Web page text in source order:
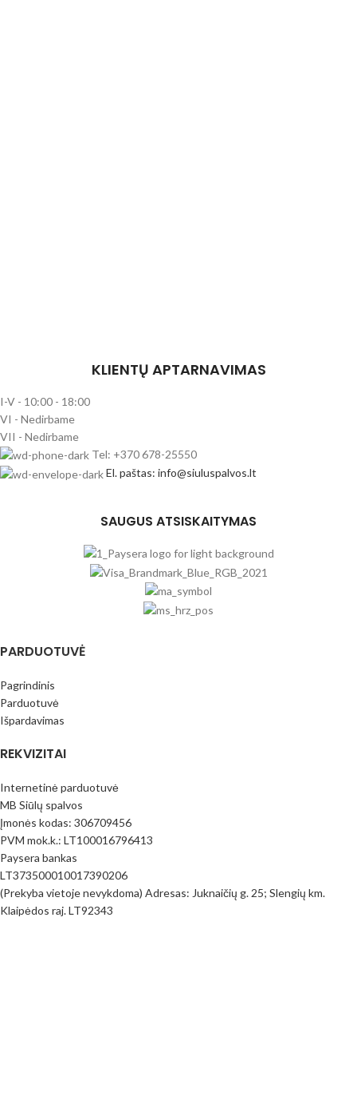
KLIENTŲ APTARNAVIMAS
I-V - 10:00 - 18:00
VI - Nedirbame
VII - Nedirbame
Tel: +370 678-25550
El. paštas: info@siuluspalvos.lt
SAUGUS ATSISKAITYMAS
PARDUOTUVĖ
Pagrindinis
Parduotuvė
Išpardavimas
REKVIZITAI
Internetinė parduotuvė
MB Siūlų spalvos
Įmonės kodas: 306709456
PVM mok.k.: LT100016796413
Paysera bankas
LT373500010017390206
(Prekyba vietoje nevykdoma) Adresas: Juknaičių g. 25; Slengių km.
Klaipėdos raj. LT92343